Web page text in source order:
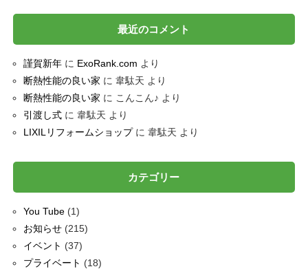
最近のコメント
謹賀新年に ExoRank.com より
断熱性能の良い家 に 韋駄天 より
断熱性能の良い家 に こんこん♪ より
引渡し式に 韋駄天 より
LIXILリフォームショップに 韋駄天 より
カテゴリー
You Tube(1)
お知らせ(215)
イベント (37)
プライベート (18)